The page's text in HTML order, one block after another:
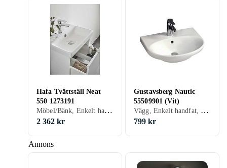
Annons
Hafa Tvättställ Neat
550 1273191
Möbel/Bänk, Enkelt handfat, 560 mm, Vit
2 362 kr
Gustavsberg Nautic
55509901 (Vit)
Vägg, Enkelt handfat, 500 mm, Vit
799 kr